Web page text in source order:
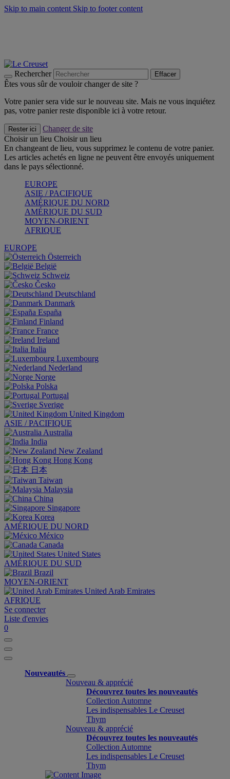
Skip to main content Skip to footer content
Rechercher Effacer
Êtes vous sûr de vouloir changer de site ?
Votre panier sera vide sur le nouveau site. Mais ne vous inquiétez
pas, votre panier reste disponible ici à votre retour.
Rester ici
Changer de site
Choisir un lieu Choisir un lieu
En changeant de lieu, vous supprimez le contenu de votre panier.
Les articles achetés en ligne ne peuvent être envoyés uniquement
dans le pays sélectionné.
EUROPE
ASIE / PACIFIQUE
AMÉRIQUE DU NORD
AMÉRIQUE DU SUD
MOYEN-ORIENT
AFRIQUE
EUROPE
Österreich
België
Schweiz
Česko
Deutschland
Danmark
España
Finland
France
Ireland
Italia
Luxembourg
Nederland
Norge
Polska
Portugal
Sverige
United Kingdom
ASIE / PACIFIQUE
Australia
India
New Zealand
Hong Kong
日本
Taiwan
Malaysia
China
Singapore
Korea
AMÉRIQUE DU NORD
México
Canada
United States
AMÉRIQUE DU SUD
Brazil
MOYEN-ORIENT
United Arab Emirates
AFRIQUE
Se connecter
Liste d'envies
0
Nouveautés
Nouveau & apprécié
Découvrez toutes les nouveautés
Collection Automne
Les indispensables Le Creuset
Thym
Nouveau & apprécié
Découvrez toutes les nouveautés
Collection Automne
Les indispensables Le Creuset
Thym